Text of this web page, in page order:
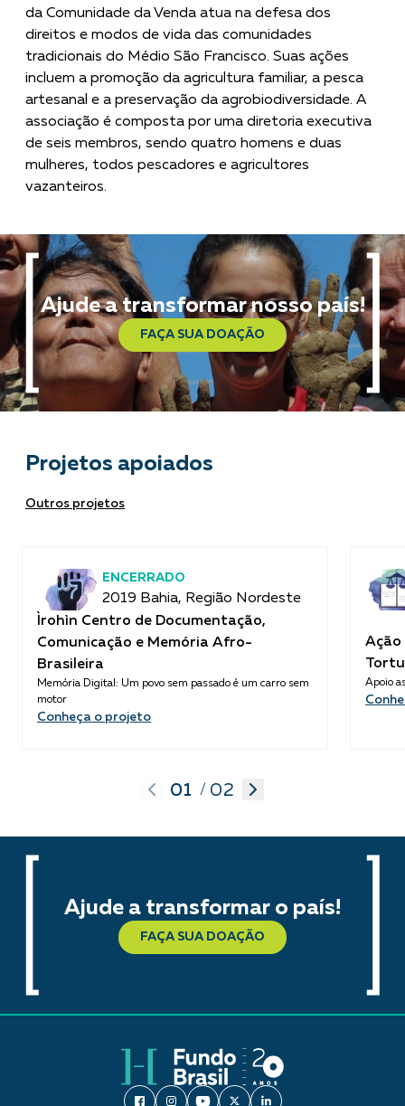
da Comunidade da Venda atua na defesa dos
direitos e modos de vida das comunidades
tradicionais do Médio São Francisco. Suas ações
incluem a promoção da agricultura familiar, a pesca
artesanal e a preservação da agrobiodiversidade. A
associação é composta por uma diretoria executiva
de seis membros, sendo quatro homens e duas
mulheres, todos pescadores e agricultores
vazanteiros.
Ajude a transformar nosso país!
FAÇA SUA DOAÇÃO
Projetos apoiados
Outros projetos
ENCERRADO
2019 Bahia, Região Nordeste
Ìrohìn Centro de Documentação,
Comunicação e Memória Afro-
Brasileira
Memória Digital: Um povo sem passado é um carro sem
motor
Conheça o projeto
Ação
Apoio
01 / 02
Ajude a transformar o país!
FAÇA SUA DOAÇÃO